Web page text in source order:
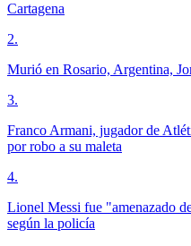
Cartagena
2.
Murió en Rosario, Argentina,
3.
Franco Armani, jugador de
por robo a su maleta
4.
Lionel Messi fue "amenazado
según la policía